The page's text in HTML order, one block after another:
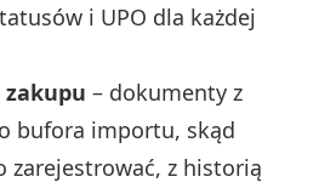
i UPO dla każdej
– dokumenty z
bufora importu, skąd
zarejestrować, z historią